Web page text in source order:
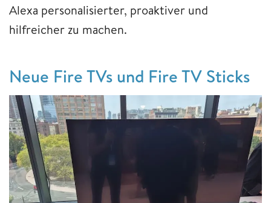
Alexa personalisierter, proaktiver und
hilfreicher zu machen.
Neue Fire TVs und Fire TV Sticks